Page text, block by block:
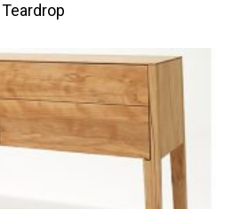
Teardrop